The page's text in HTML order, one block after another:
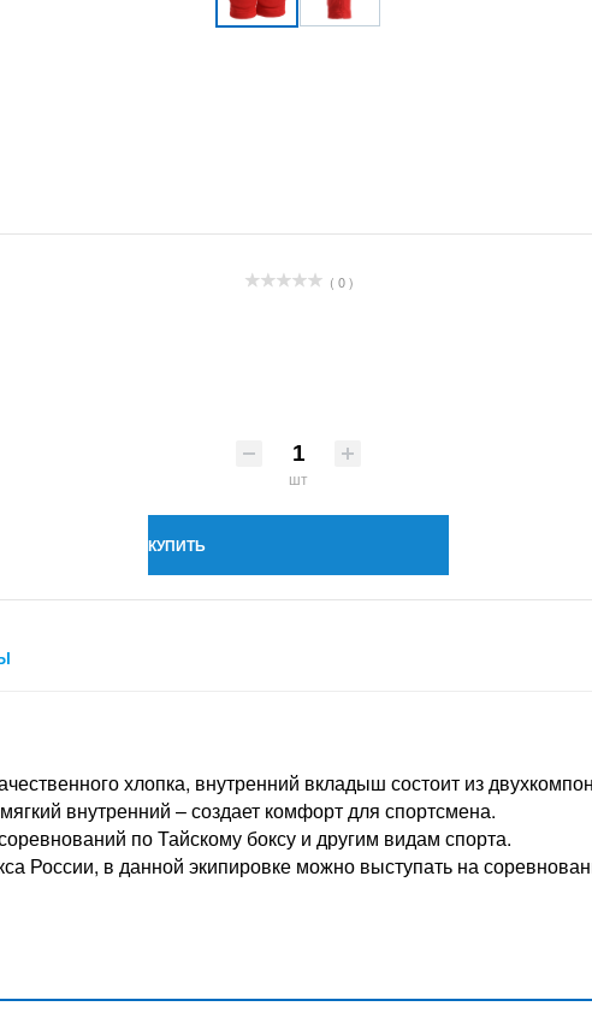
( 0 )
шт
КУПИТЬ
хлопка, внутренний вкладыш состоит из
внутренний – создает комфорт для спортсмена.
по Тайскому боксу и другим видам спорта.
России, в данной экипировке можно выступать на